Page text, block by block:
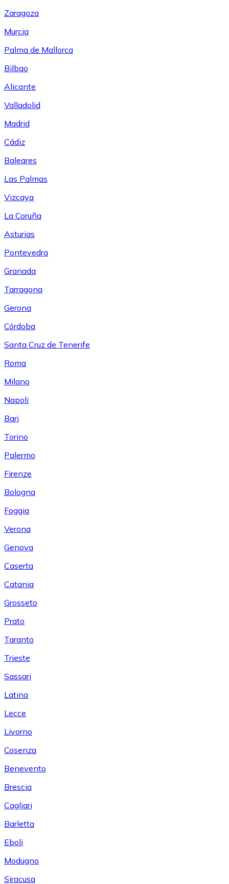
Zaragoza
Murcia
Palma de Mallorca
Bilbao
Alicante
Valladolid
Madrid
Cádiz
Baleares
Las Palmas
Vizcaya
La Coruña
Asturias
Pontevedra
Granada
Tarragona
Gerona
Córdoba
Santa Cruz de Tenerife
Roma
Milano
Napoli
Bari
Torino
Palermo
Firenze
Bologna
Foggia
Verona
Genova
Caserta
Catania
Grosseto
Prato
Taranto
Trieste
Sassari
Latina
Lecce
Livorno
Cosenza
Benevento
Brescia
Cagliari
Barletta
Eboli
Modugno
Siracusa